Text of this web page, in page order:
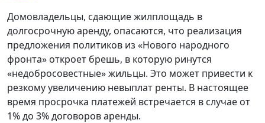
Домовладельцы, сдающие жилплощадь в
долгосрочную аренду, опасаются, что реализация
предложения политиков из «Нового народного
фронта» откроет брешь, в которую ринутся
«недобросовестные» жильцы. Это может привести к
резкому увеличению невыплат ренты. В настоящее
время просрочка платежей встречается в случае от
1% до 3% договоров аренды.